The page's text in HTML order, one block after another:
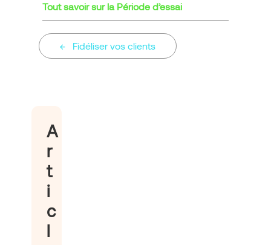
Tout savoir sur la Période d’essai
Fidéliser vos clients
A
r
t
i
c
l